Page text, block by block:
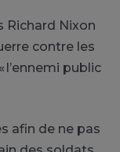
Richard Nixon
contre les
l’ennemi public
afin de ne pas